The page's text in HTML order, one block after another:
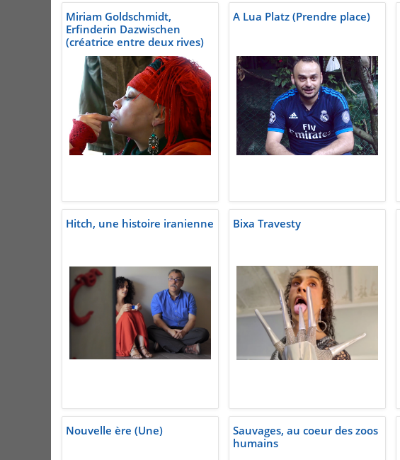
Miriam Goldschmidt,
Erfinderin Dazwischen
(créatrice entre deux rives)
A Lua Platz (Prendre place)
Hitch, une histoire iranienne Bixa Travesty
Nouvelle ère (Une)
Sauvages, au coeur des zoos
humains